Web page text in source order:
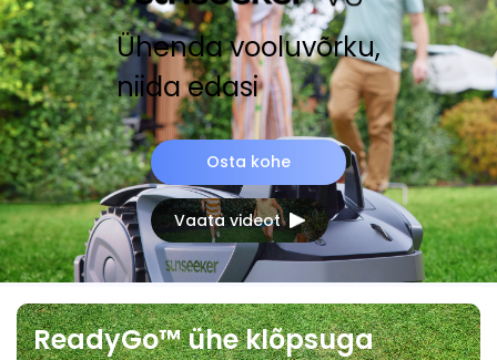
Ühenda vooluvõrku,
niida edasi
Osta kohe
Vaata videot
ReadyGo™ ühe klõpsuga